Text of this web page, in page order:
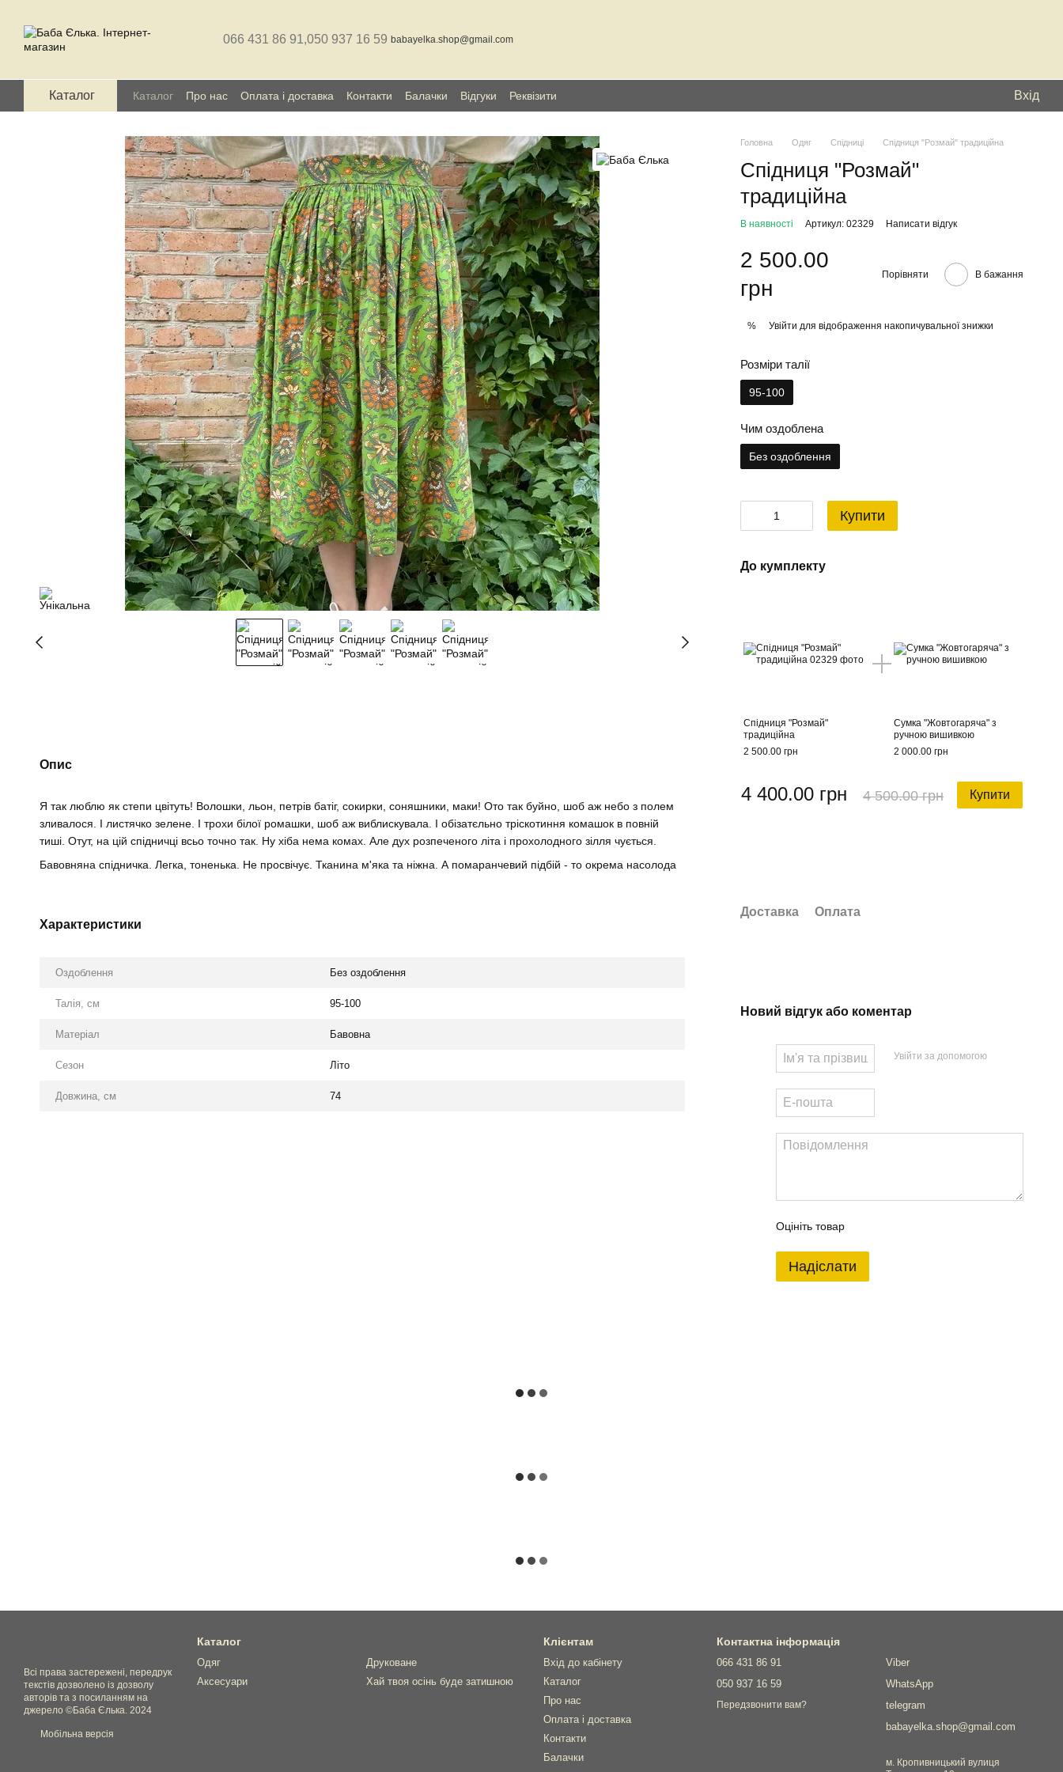
066 431 86 91,050 937 16 59 babayelka.shop@gmail.com
Каталог Каталог Про нас Оплата і доставка Контакти Балачки Відгуки Реквізити Вхід
Головна Одяг Спідниці Спідниця "Розмай" традиційна
Спідниця "Розмай"
традиційна
В наявності Артикул: 02329 Написати відгук
2 500.00
грн
Порівняти В бажання
% Увійти для відображення накопичувальної знижки
Розміри талії
95-100
Чим оздоблена
Без оздоблення
Купити
До кумплекту
Спідниця "Розмай"
традиційна
2 500.00 грн
Сумка "Жовтогаряча" з
ручною вишивкою
2 000.00 грн
4 400.00 грн 4 500.00 грн Купити
Доставка Оплата
Новий відгук або коментар
Увійти за допомогою
Оцініть товар
Надіслати
Опис
Я так люблю як степи цвітуть! Волошки, льон, петрів батіг, сокирки, соняшники, маки! Ото так буйно, шоб аж небо з полем
зливалося. І листячко зелене. І трохи білої ромашки, шоб аж виблискувала. І обізатєльно тріскотиння комашок в повній
тиші. Отут, на цій спідничці всьо точно так. Ну хіба нема комах. Але дух розпеченого літа і прохолодного зілля чується.
Бавовняна спідничка. Легка, тоненька. Не просвічує. Тканина м'яка та ніжна. А помаранчевий підбій - то окрема насолода
Характеристики
Оздоблення Без оздоблення
Талія, см 95-100
Матеріал Бавовна
Сезон Літо
Довжина, см 74
Всі права застережені, передрук
текстів дозволено із дозволу
авторів та з посиланням на
джерело ©Баба Єлька. 2024
Мобільна версія
Каталог
Одяг
Аксесуари
Друковане
Хай твоя осінь буде затишною
Клієнтам
Вхід до кабінету
Каталог
Про нас
Оплата і доставка
Контакти
Балачки
Контактна інформація
066 431 86 91
050 937 16 59
Передзвонити вам?
Viber
WhatsApp
telegram
babayelka.shop@gmail.com
м. Кропивницький вулиця